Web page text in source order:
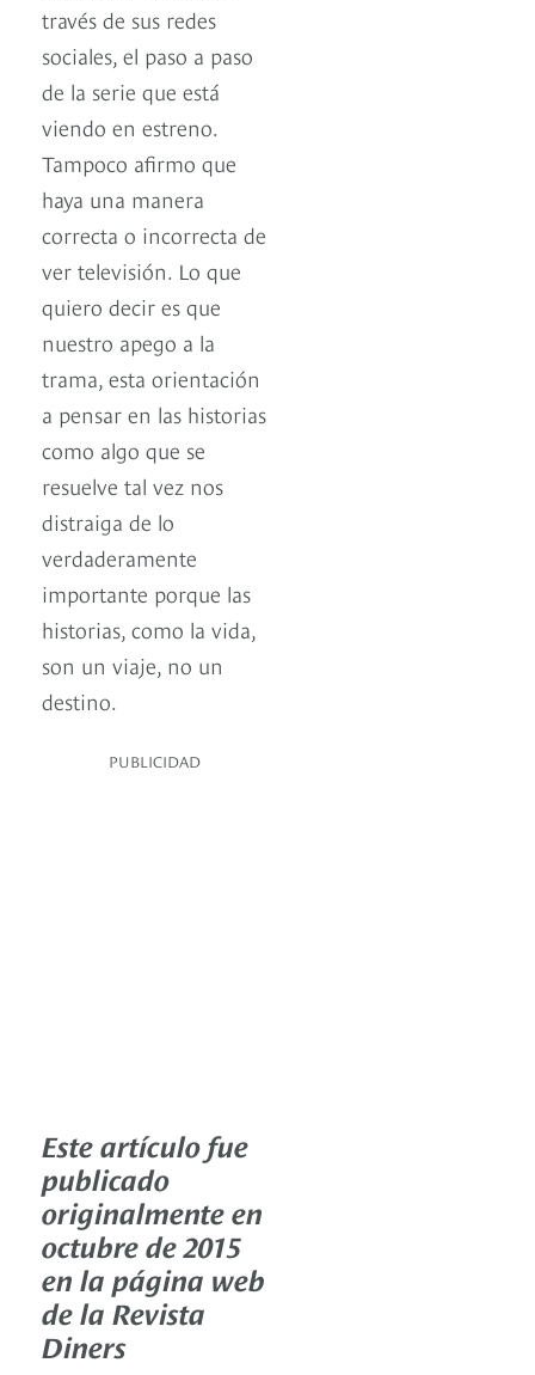
través de sus redes
sociales, el paso a paso
de la serie que está
viendo en estreno.
Tampoco afirmo que
haya una manera
correcta o incorrecta de
ver televisión. Lo que
quiero decir es que
nuestro apego a la
trama, esta orientación
a pensar en las historias
como algo que se
resuelve tal vez nos
distraiga de lo
verdaderamente
importante porque las
historias, como la vida,
son un viaje, no un
destino.
PUBLICIDAD
Este artículo fue
publicado
originalmente en
octubre de 2015
en la página web
de la Revista
Diners